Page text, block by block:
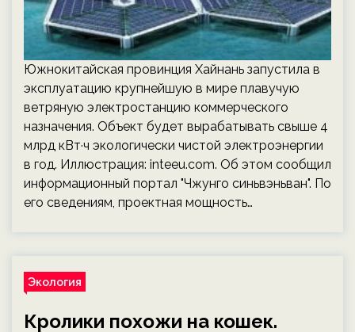
Южнокитайская провинция Хайнань запустила в
эксплуатацию крупнейшую в мире плавучую
ветряную электростанцию коммерческого
назначения. Объект будет вырабатывать свыше 4
млрд кВт·ч экологически чистой электроэнергии
в год. Иллюстрация: inteeu.com. Об этом сообщил
информационный портал "Чжунго синьвэньван". По
его сведениям, проектная мощность…
Экология
Кролики похожи на кошек.